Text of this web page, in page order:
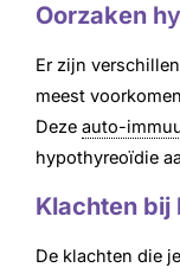
Oorzaken h
Er zijn
meest
Dezeauto-
hypothyreoïdie
Klachten bij
De klachten die